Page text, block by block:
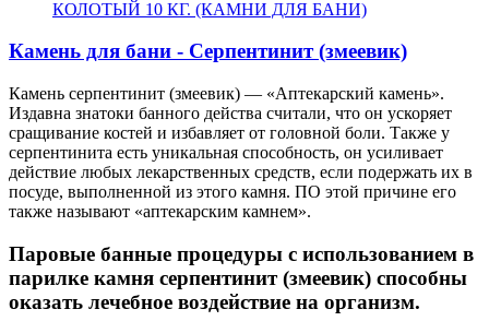
Камень для бани - Серпентинит (змеевик)
Камень серпентинит (змеевик) — «Аптекарский камень».
Издавна знатоки банного действа считали, что он ускоряет
сращивание костей и избавляет от головной боли. Также у
серпентинита есть уникальная способность, он усиливает
действие любых лекарственных средств, если подержать их в
посуде, выполненной из этого камня. ПО этой причине его
также называют «аптекарским камнем».
Паровые банные процедуры с использованием в
парилке камня серпентинит (змеевик) способны
оказать лечебное воздействие на организм.